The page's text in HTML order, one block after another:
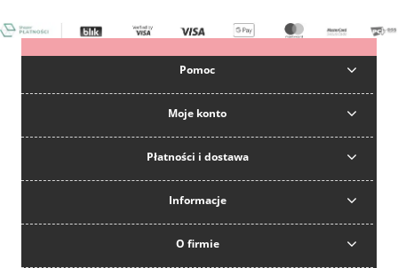
Pomoc
Moje konto
Płatności i dostawa
Informacje
O firmie